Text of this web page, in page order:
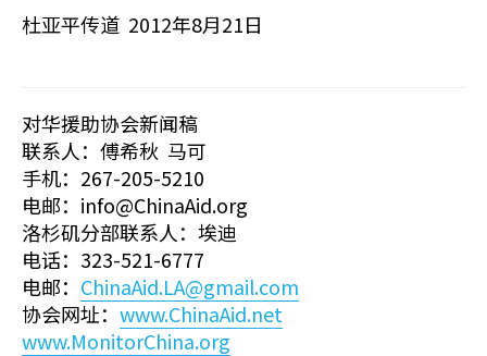
杜亚平传道 2012年8月21日
对华援助协会新闻稿
联系人：傅希秋 马可
手机：267-205-5210
电邮：info@ChinaAid.org
洛杉矶分部联系人：埃迪
电话：323-521-6777
电邮： ChinaAid.LA@gmail.com
协会网址： www.ChinaAid.net
www.MonitorChina.org